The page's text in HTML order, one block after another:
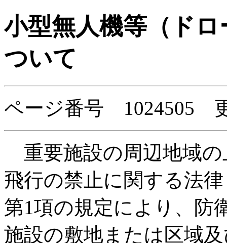
小型無人機等（ド
ついて
ページ番号 1024505
重要施設の周辺地域の
飛行の禁止に関する法
第1項の規定により、防
施設の敷地または区域